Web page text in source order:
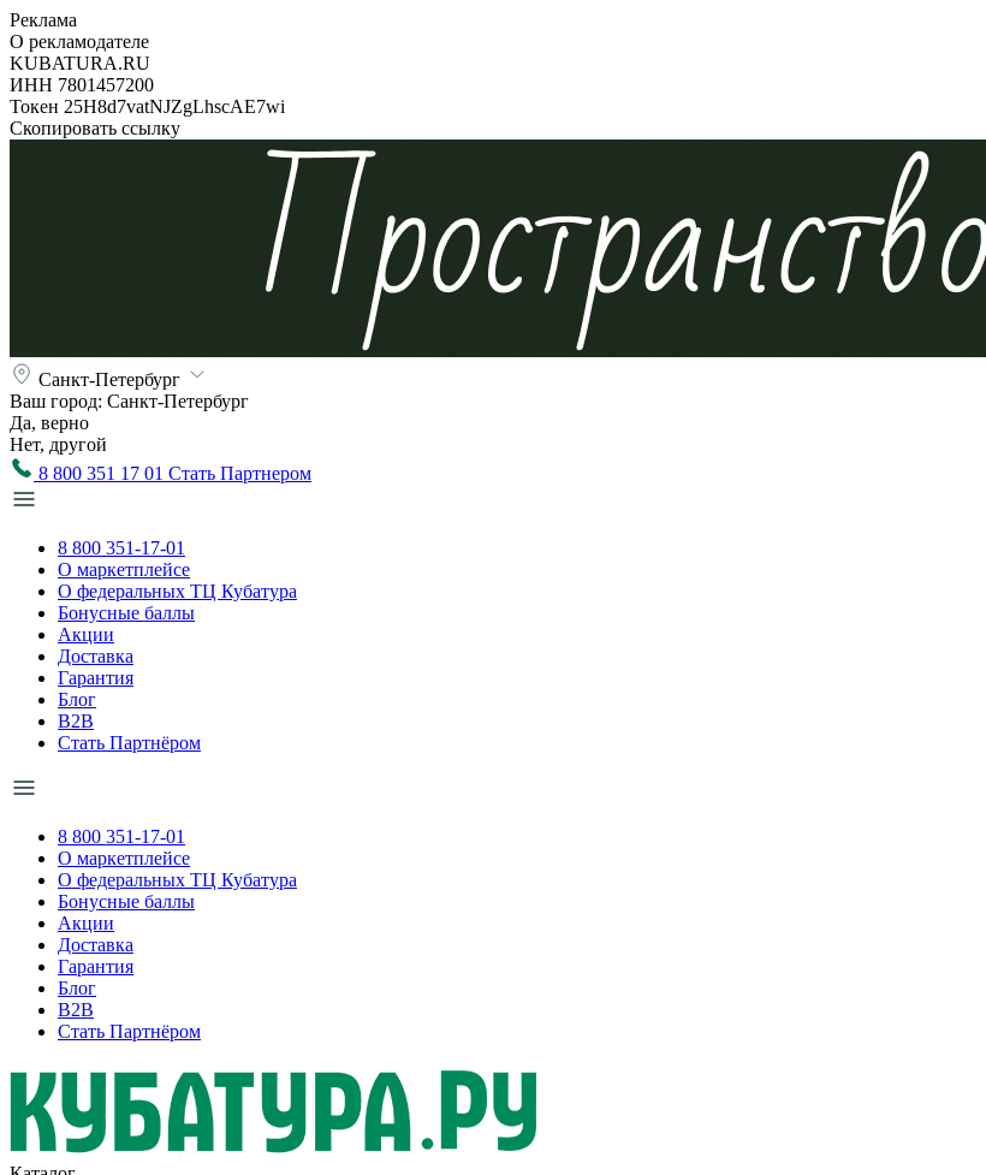
Реклама
О рекламодателе
KUBATURA.RU
ИНН 7801457200
Токен 25H8d7vatNJZgLhscAE7wi
Скопировать ссылку
Санкт-Петербург
Ваш город: Санкт-Петербург
Да, верно
Нет, другой
8 800 351 17 01 Стать Партнером
8 800 351-17-01
О маркетплейсе
О федеральных ТЦ Кубатура
Бонусные баллы
Акции
Доставка
Гарантия
Блог
B2B
Стать Партнёром
8 800 351-17-01
О маркетплейсе
О федеральных ТЦ Кубатура
Бонусные баллы
Акции
Доставка
Гарантия
Блог
B2B
Стать Партнёром